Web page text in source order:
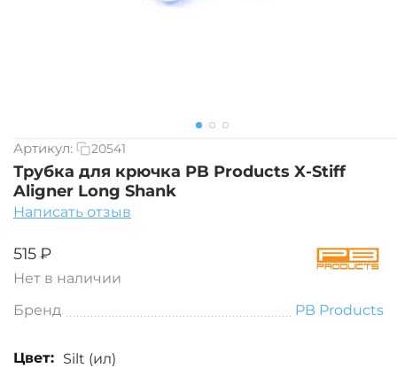
Артикул: 20541
Трубка для крючка PB Products X-Stiff
Aligner Long Shank
Написать отзыв
‍515‍₽
Нет в наличии
Бренд
PB Products
Цвет: Silt (ил)